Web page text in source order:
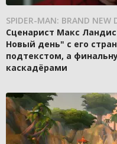
SPIDER-MAN: BRAND NEW
Сценарист Макс
Новый день" с его
подтекстом, а
каскадёрами